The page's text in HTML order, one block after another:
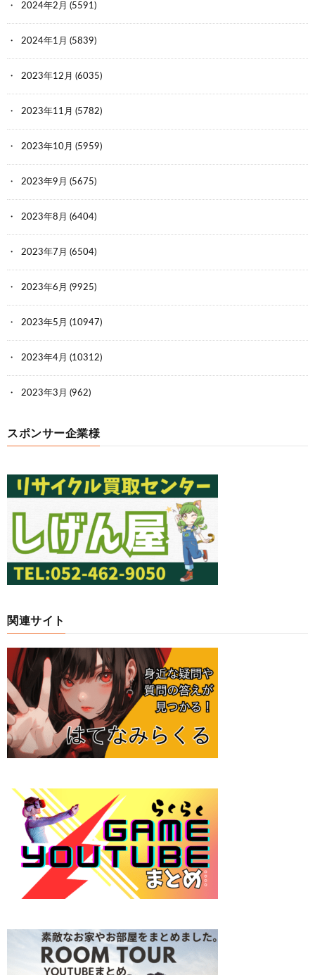
2024年2月 (5591)
2024年1月 (5839)
2023年12月 (6035)
2023年11月 (5782)
2023年10月 (5959)
2023年9月 (5675)
2023年8月 (6404)
2023年7月 (6504)
2023年6月 (9925)
2023年5月 (10947)
2023年4月 (10312)
2023年3月 (962)
スポンサー企業様
関連サイト